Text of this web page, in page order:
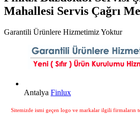
Mahallesi Servis Çağrı
Garantili Ürünlere Hizmetimiz Yoktur
Antalya Finlux
Sitemizde ismi geçen logo ve markalar ilgili firmaların